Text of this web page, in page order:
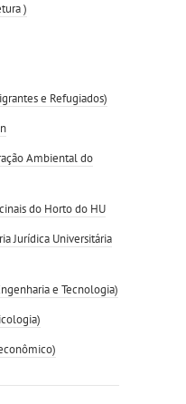
)
e Refugiados)
Ambiental do
do Horto do HU
Jurídica Universitária
e Tecnologia)